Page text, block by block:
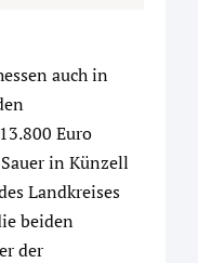
auch in
Euro
in Künzell
Landkreises
beiden
der